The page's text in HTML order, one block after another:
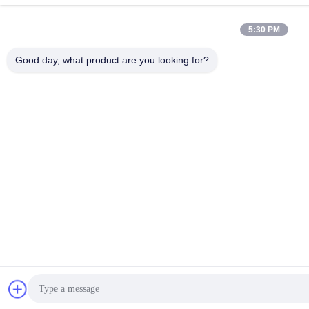
5:30 PM
Good day, what product are you looking for?